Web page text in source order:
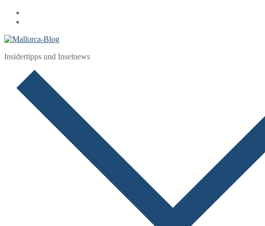
Zum
Inhalt
Menü
Schließen
Insidertipps und Inselnews